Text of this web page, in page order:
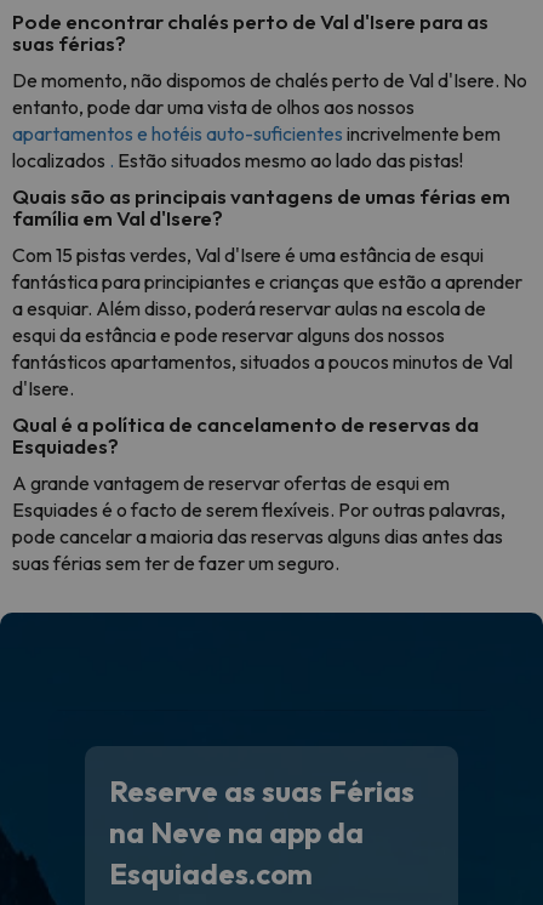
Pode encontrar chalés perto de Val d'Isere para as
suas férias?
De momento, não dispomos de chalés perto de Val d'Isere. No
entanto, pode dar uma vista de olhos aos nossos
apartamentos e hotéis auto-suficientes incrivelmente bem
localizados . Estão situados mesmo ao lado das pistas!
Quais são as principais vantagens de umas férias em
família em Val d'Isere?
Com 15 pistas verdes, Val d'Isere é uma estância de esqui
fantástica para principiantes e crianças que estão a aprender
a esquiar. Além disso, poderá reservar aulas na escola de
esqui da estância e pode reservar alguns dos nossos
fantásticos apartamentos, situados a poucos minutos de Val
d'Isere.
Qual é a política de cancelamento de reservas da
Esquiades?
A grande vantagem de reservar ofertas de esqui em
Esquiades é o facto de serem flexíveis. Por outras palavras,
pode cancelar a maioria das reservas alguns dias antes das
suas férias sem ter de fazer um seguro.
Reserve as suas Férias
na Neve na app da
Esquiades.com